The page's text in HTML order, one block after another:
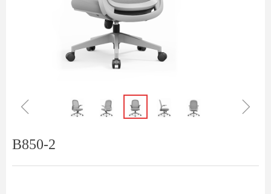
ꁆ ꁇ
B850-2